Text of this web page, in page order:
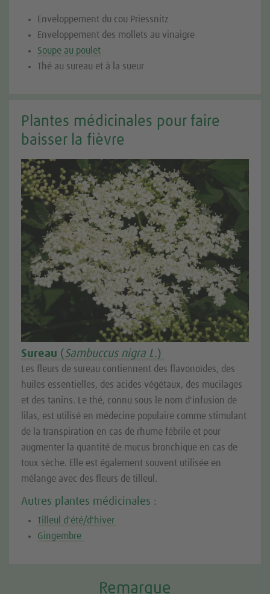
Enveloppement du cou Priessnitz
Enveloppement des mollets au vinaigre
Soupe au poulet
Thé au sureau et à la sueur
Plantes médicinales pour faire
baisser la fièvre
Sureau ( Sambuccus nigra L.)
Les fleurs de sureau contiennent des flavonoïdes, des
huiles essentielles, des acides végétaux, des mucilages
et des tanins. Le thé, connu sous le nom d'infusion de
lilas, est utilisé en médecine populaire comme stimulant
de la transpiration en cas de rhume fébrile et pour
augmenter la quantité de mucus bronchique en cas de
toux sèche. Elle est également souvent utilisée en
mélange avec des fleurs de tilleul.
Autres plantes médicinales :
Tilleul d'été/d'hiver
Gingembre
Remarque